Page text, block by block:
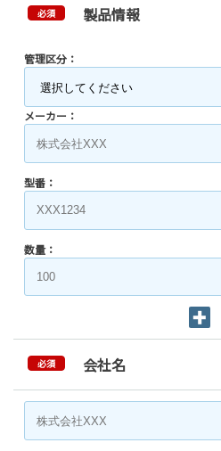
必須 製品情報
管理区分：
メーカー：
型番：
数量：
必須 会社名